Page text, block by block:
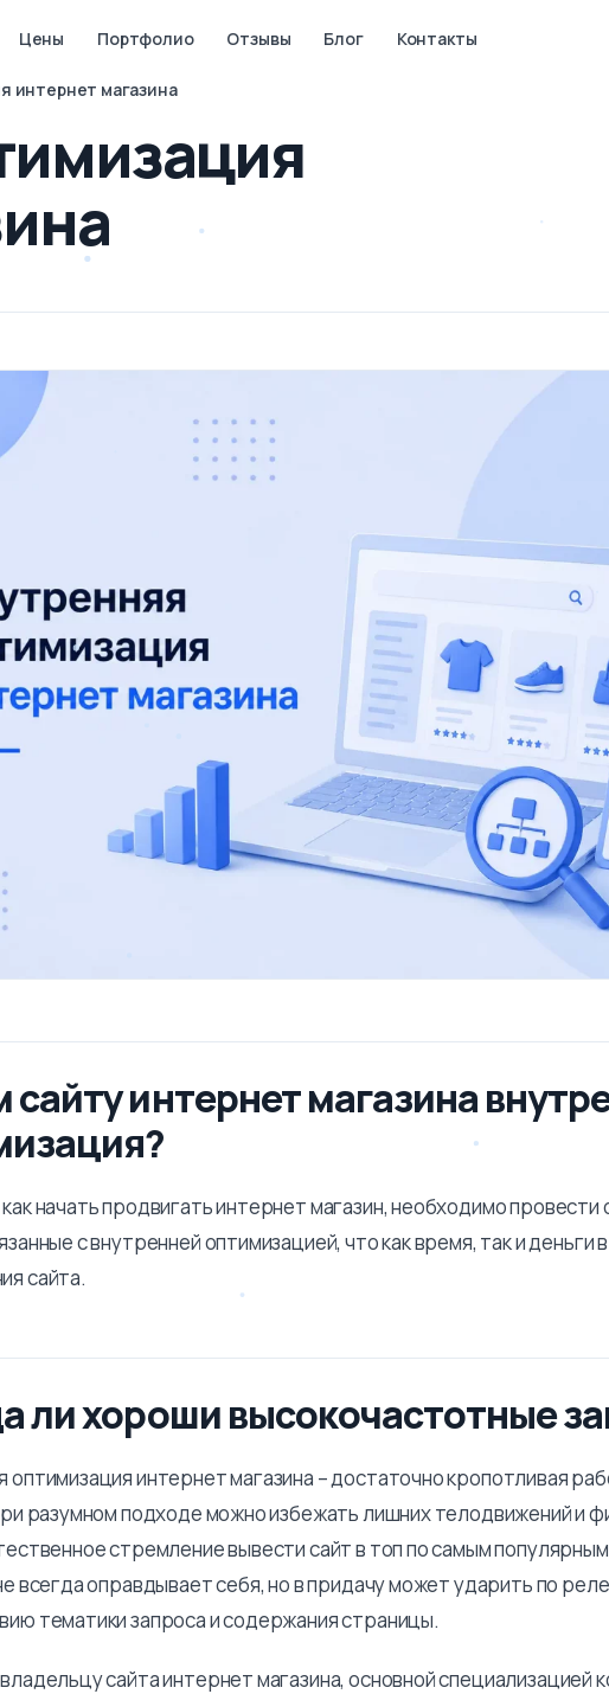
Цены Портфолио Отзывы Блог Контакты
интернет магазина
сайту интернет магазина
начать продвигать интернет магазин, необходимо
с внутренней оптимизацией, что как время, так и деньги
сайта.
ли хороши высокочастотные
оптимизация интернет магазина – достаточно кропотливая
разумном подходе можно избежать лишних телодвижений и
стремление вывести сайт в топ по самым
всегда оправдывает себя, но в придачу может ударить по
тематики запроса и содержания страницы.
сайта интернет магазина, основной специализацией